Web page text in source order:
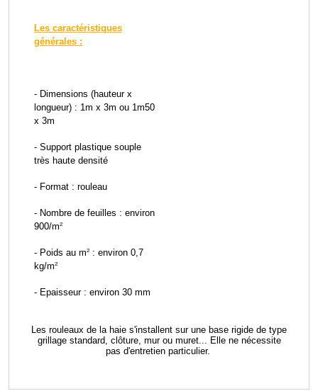
Les caractéristiques
générales :
- Dimensions (hauteur x
longueur) : 1m x 3m ou 1m50
x 3m
- Support plastique souple
très haute densité
- Format : rouleau
- Nombre de feuilles : environ
900/m²
- Poids au m² : environ 0,7
kg/m²
- Epaisseur : environ 30 mm
Les rouleaux de la haie s'installent sur une base rigide de type
grillage standard, clôture, mur ou muret... Elle ne nécessite
pas d'entretien particulier.